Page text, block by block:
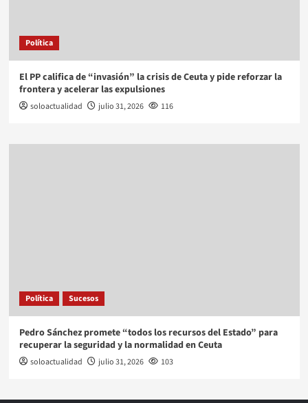
Política
El PP califica de “invasión” la crisis de Ceuta y pide reforzar la
frontera y acelerar las expulsiones
soloactualidad julio 31, 2026 116
Política Sucesos
Pedro Sánchez promete “todos los recursos del Estado” para
recuperar la seguridad y la normalidad en Ceuta
soloactualidad julio 31, 2026 103